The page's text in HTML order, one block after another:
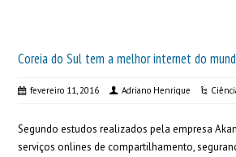
Coreia do Sul tem a melhor internet do
fevereiro 11, 2016 Adriano Henrique
Segundo estudos realizados pela empresa
serviços onlines de compartilhamento,